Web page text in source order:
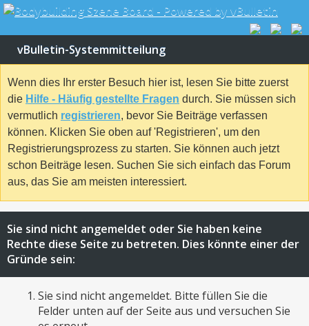
vBulletin-Systemmitteilung
Wenn dies Ihr erster Besuch hier ist, lesen Sie bitte zuerst
die Hilfe - Häufig gestellte Fragen durch. Sie müssen sich
vermutlich registrieren, bevor Sie Beiträge verfassen
können. Klicken Sie oben auf 'Registrieren', um den
Registrierungsprozess zu starten. Sie können auch jetzt
schon Beiträge lesen. Suchen Sie sich einfach das Forum
aus, das Sie am meisten interessiert.
Sie sind nicht angemeldet oder Sie haben keine
Rechte diese Seite zu betreten. Dies könnte einer der
Gründe sein:
Sie sind nicht angemeldet. Bitte füllen Sie die
Felder unten auf der Seite aus und versuchen Sie